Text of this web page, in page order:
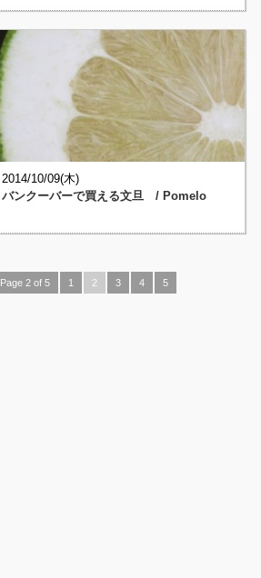
2014/10/09(木)
バンクーバーで買える文旦 / Pomelo
Page 2 of 5 1 2 3 4 5